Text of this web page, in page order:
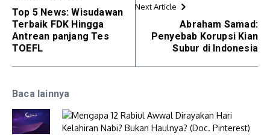
Top 5 News: Wisudawan
Terbaik FDK Hingga
Antrean panjang Tes
TOEFL
Next Article
Abraham Samad:
Penyebab Korupsi Kian
Subur di Indonesia
Baca lainnya